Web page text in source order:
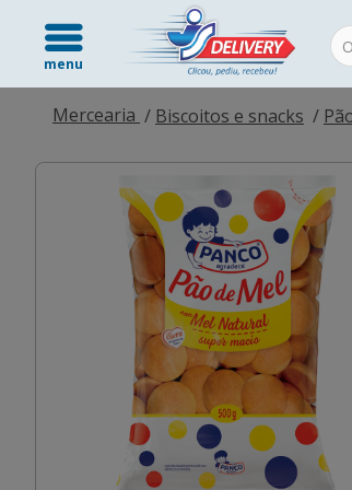
menu
Mercearia Biscoitos e snacks